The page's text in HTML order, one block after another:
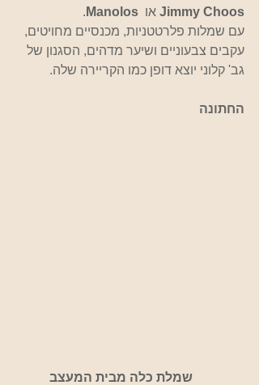
Jimmy Choos או Manolos
.
עם שמלות פלרטטניות, מכנסיים מחויטים,
עקבים צבעוניים ושיער מדהים, הסגנון של
גב' קלוני יוצא דופן כמו הקריירה שלה.
החתונה
                שמלת כלה מבית המעצב